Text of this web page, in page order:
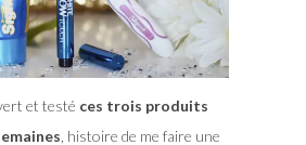
et testé ces trois produits
, histoire de me faire une